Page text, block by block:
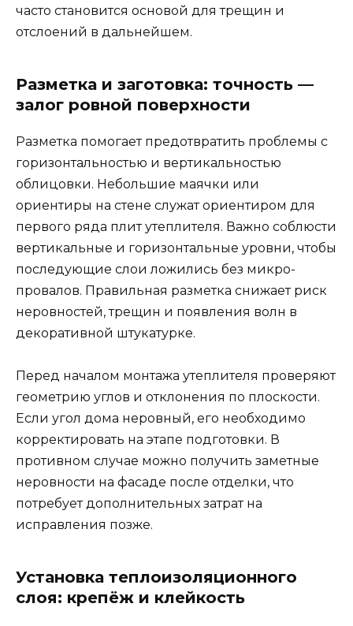
часто становится основой для трещин и
отслоений в дальнейшем.
Разметка и заготовка: точность —
залог ровной поверхности
Разметка помогает предотвратить проблемы с
горизонтальностью и вертикальностью
облицовки. Небольшие маячки или
ориентиры на стене служат ориентиром для
первого ряда плит утеплителя. Важно соблюсти
вертикальные и горизонтальные уровни, чтобы
последующие слои ложились без микро-
провалов. Правильная разметка снижает риск
неровностей, трещин и появления волн в
декоративной штукатурке.
Перед началом монтажа утеплителя проверяют
геометрию углов и отклонения по плоскости.
Если угол дома неровный, его необходимо
корректировать на этапе подготовки. В
противном случае можно получить заметные
неровности на фасаде после отделки, что
потребует дополнительных затрат на
исправления позже.
Установка теплоизоляционного
слоя: крепёж и клейкость